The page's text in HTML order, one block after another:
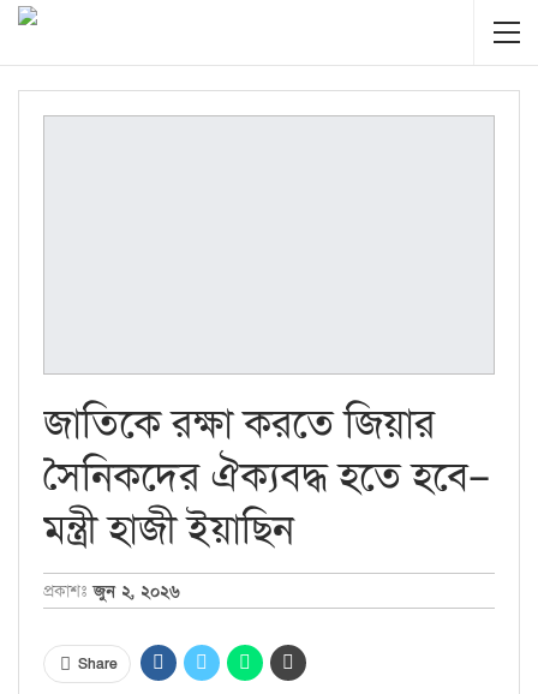
জাতিকে রক্ষা করতে জিয়ার
সৈনিকদের ঐক্যবদ্ধ হতে হবে–
মন্ত্রী হাজী ইয়াছিন
প্রকাশঃ জুন ২, ২০২৬
Share